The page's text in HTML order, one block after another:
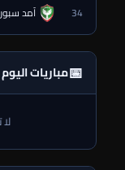
34 آمد سبور
📅مباريات اليوم